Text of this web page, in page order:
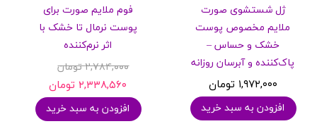
ژل شستشوی صورت
ملایم مخصوص پوست
خشک و حساس –
پاک‌کننده و آبرسان روزانه
۱,۹۷۲,۰۰۰ تومان
افزودن به سبد خرید
فوم ملایم صورت برای
پوست نرمال تا خشک با
اثر نرم‌کننده
۲,۷۸۴,۰۰۰ تومان
۲,۳۳۸,۵۶۰ تومان
افزودن به سبد خرید